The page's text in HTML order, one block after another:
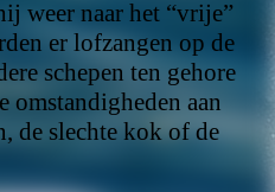
weer naar het “vrije”
er lofzangen op de
schepen ten gehore
omstandigheden aan
de slechte kok of de